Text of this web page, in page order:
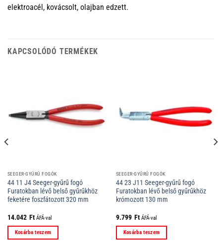
elektroacél, kovácsolt, olajban edzett.
KAPCSOLÓDÓ TERMÉKEK
SEEGER-GYŰRŰ FOGÓK
44 11 J4 Seeger-gyűrű fogó
Furatokban lévő belső gyűrűkhöz
feketére foszfátozott 320 mm
14.042 Ft ÁFÁ-val
Kosárba teszem
SEEGER-GYŰRŰ FOGÓK
44 23 J11 Seeger-gyűrű fogó
Furatokban lévő belső gyűrűkhöz
krómozott 130 mm
9.799 Ft ÁFÁ-val
Kosárba teszem